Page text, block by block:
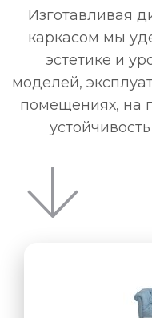
Изготавливая
каркасом мы
эстетике и
моделей,
помещениях, на